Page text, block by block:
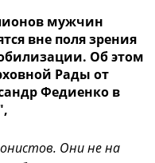
мужчин
вне поля зрения
Об этом
Рады от
Федиенко в
Они не на